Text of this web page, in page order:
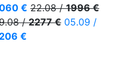
€ 22.08/1996 €
/2277 € 05.09 /
€